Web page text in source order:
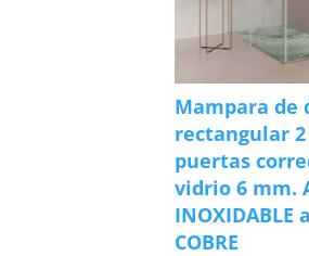
Mampara de
rectangular 2
puertas
vidrio 6 mm.
INOXIDABLE
COBRE